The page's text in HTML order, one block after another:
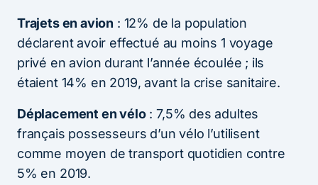
Trajets en avion : 12% de la population
déclarent avoir effectué au moins 1 voyage
privé en avion durant l’année écoulée ; ils
étaient 14% en 2019, avant la crise sanitaire.
Déplacement en vélo: 7,5% des adultes
français possesseurs d’un vélo l’utilisent
comme moyen de transport quotidien contre
5% en 2019.